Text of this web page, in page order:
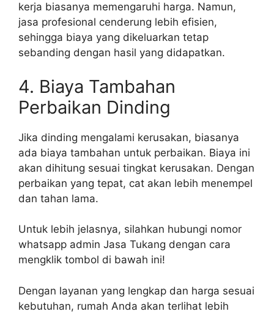
kerja biasanya memengaruhi harga. Namun,
jasa profesional cenderung lebih efisien,
sehingga biaya yang dikeluarkan tetap
sebanding dengan hasil yang didapatkan.
4. Biaya Tambahan
Perbaikan Dinding
Jika dinding mengalami kerusakan, biasanya
ada biaya tambahan untuk perbaikan. Biaya ini
akan dihitung sesuai tingkat kerusakan. Dengan
perbaikan yang tepat, cat akan lebih menempel
dan tahan lama.
Untuk lebih jelasnya, silahkan hubungi nomor
whatsapp admin Jasa Tukang dengan cara
mengklik tombol di bawah ini!
Dengan layanan yang lengkap dan harga sesuai
kebutuhan, rumah Anda akan terlihat lebih